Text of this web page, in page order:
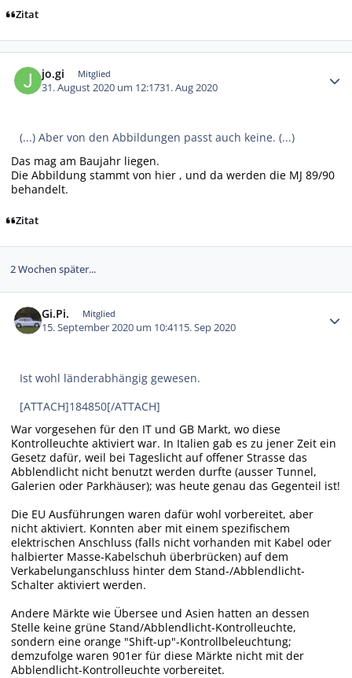
Zitat
jo.gi Mitglied
31. August 2020 um 12:1731. Aug 2020
(...) Aber von den Abbildungen passt auch keine. (...)
Das mag am Baujahr liegen.
Die Abbildung stammt von hier , und da werden die MJ 89/90
behandelt.
Zitat
2 Wochen später...
Gi.Pi. Mitglied
15. September 2020 um 10:4115. Sep 2020
Ist wohl länderabhängig gewesen.
[ATTACH]184850[/ATTACH]
War vorgesehen für den IT und GB Markt, wo diese
Kontrolleuchte aktiviert war. In Italien gab es zu jener Zeit ein
Gesetz dafür, weil bei Tageslicht auf offener Strasse das
Abblendlicht nicht benutzt werden durfte (ausser Tunnel,
Galerien oder Parkhäuser); was heute genau das Gegenteil ist!
Die EU Ausführungen waren dafür wohl vorbereitet, aber
nicht aktiviert. Konnten aber mit einem spezifischem
elektrischen Anschluss (falls nicht vorhanden mit Kabel oder
halbierter Masse-Kabelschuh überbrücken) auf dem
Verkabelunganschluss hinter dem Stand-/Abblendlicht-
Schalter aktiviert werden.
Andere Märkte wie Übersee und Asien hatten an dessen
Stelle keine grüne Stand/Abblendlicht-Kontrolleuchte,
sondern eine orange "Shift-up"-Kontrollbeleuchtung;
demzufolge waren 901er für diese Märkte nicht mit der
Abblendlicht-Kontrolleuchte vorbereitet.